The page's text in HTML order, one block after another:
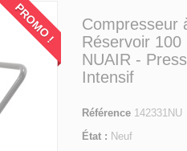
PROMO !
Compresseur
Réservoir 100
NUAIR -
Intensif
Référence 142331NU
État : Neuf